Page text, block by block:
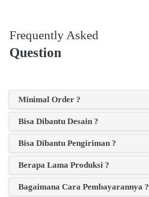
Frequently Asked
Question
Minimal Order ?
Bisa Dibantu Desain ?
Bisa Dibantu Pengiriman ?
Berapa Lama Produksi ?
Bagaimana Cara Pembayarannya ?